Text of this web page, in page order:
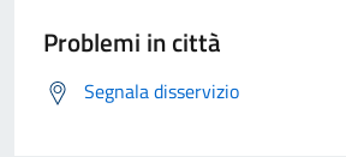
Problemi in città
Segnala disservizio